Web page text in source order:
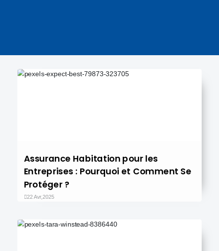
Assurance Habitation pour les
Entreprises : Pourquoi et Comment Se
Protéger ?
22 Avr,2025